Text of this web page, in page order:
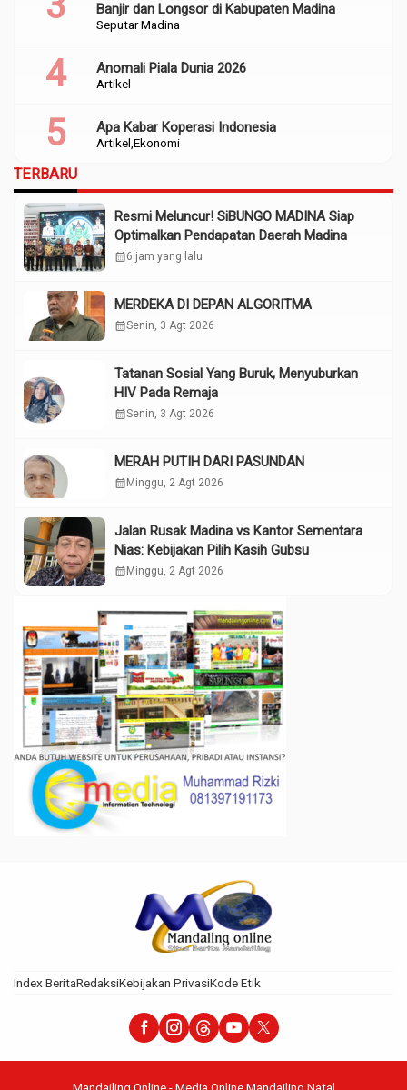
Seputar Madina
Banjir dan Longsor di Kabupaten Madina
Artikel
Anomali Piala Dunia 2026
Artikel Ekonomi
Apa Kabar Koperasi Indonesia
TERBARU
Resmi Meluncur! SiBUNGO MADINA Siap
Optimalkan Pendapatan Daerah Madina
calendar_month6 jam yang lalu
MERDEKA DI DEPAN ALGORITMA
calendar_monthSenin, 3 Agt 2026
Tatanan Sosial Yang Buruk, Menyuburkan
HIV Pada Remaja
calendar_monthSenin, 3 Agt 2026
MERAH PUTIH DARI PASUNDAN
calendar_month Minggu, 2 Agt 2026
Jalan Rusak Madina vs Kantor Sementara
Nias: Kebijakan Pilih Kasih Gubsu
calendar_month Minggu, 2 Agt 2026
Index BeritaRedaksiKebijakan PrivasiKode Etik